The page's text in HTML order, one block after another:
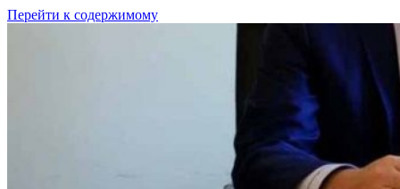
Перейти к содержимому